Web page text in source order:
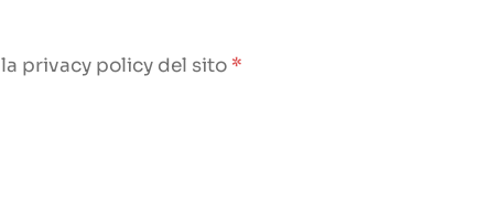
privacy policy del sito *